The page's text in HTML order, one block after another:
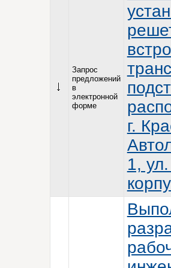
Запрос
предложений
в
электронной
форме
г.
1,